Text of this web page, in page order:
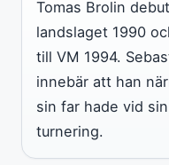
Tomas Brolin
landslaget 1990
till VM 1994.
innebär att han
sin far hade vid
turnering.